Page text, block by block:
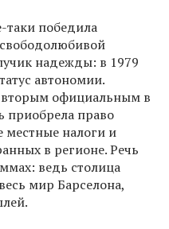
таки победила
надежды: в 1979
автономии.
вторым официальным в
приобрела право
местные налоги и
в регионе. Речь
ведь столица
мир Барселона,